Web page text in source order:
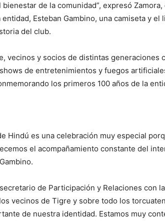
de la comunidad”, expresó
Esteban Gambino, una camiseta y el
del club.
vecinos y socios de distintas generaciones
de entretenimientos y fuegos
los primeros 100 años de la
Hindú es una celebración muy especial
el acompañamiento constante del
de Participación y Relaciones con
vecinos de Tigre y sobre todo los
de nuestra identidad. Estamos muy